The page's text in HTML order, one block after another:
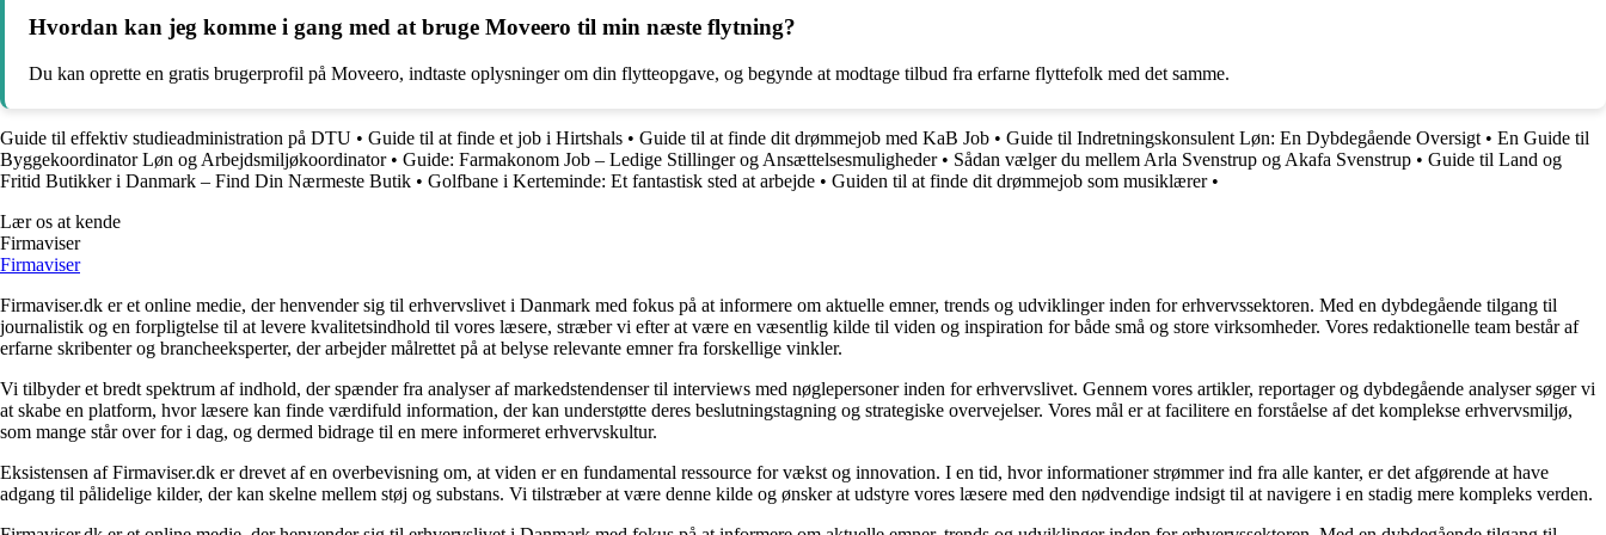
Hvordan kan jeg komme i gang med at bruge Moveero til min næste flytning?
Du kan oprette en gratis brugerprofil på Moveero, indtaste oplysninger om din flytteopgave, og begynde at modtage tilbud fra erfarne flyttefolk med det samme.
Guide til effektiv studieadministration på DTU • Guide til at finde et job i Hirtshals • Guide til at finde dit drømmejob med KaB Job • Guide til Indretningskonsulent Løn: En Dybdegående Oversigt • En Guide til
Byggekoordinator Løn og Arbejdsmiljøkoordinator• Guide: Farmakonom Job – Ledige Stillinger og Ansættelsesmuligheder• Sådan vælger du mellem Arla Svenstrup og Akafa Svenstrup • Guide til Land og
Fritid Butikker i Danmark – Find Din Nærmeste Butik • Golfbane i Kerteminde: Et fantastisk sted at arbejde • Guiden til at finde dit drømmejob som musiklærer•
Lær os at kende
Firmaviser
Firmaviser
Firmaviser.dk er et online medie, der henvender sig til erhvervslivet i Danmark med fokus på at informere om aktuelle emner, trends og udviklinger inden for erhvervssektoren. Med en dybdegående tilgang til
journalistik og en forpligtelse til at levere kvalitetsindhold til vores læsere, stræber vi efter at være en væsentlig kilde til viden og inspiration for både små og store virksomheder. Vores redaktionelle team består af
erfarne skribenter og brancheeksperter, der arbejder målrettet på at belyse relevante emner fra forskellige vinkler.
Vi tilbyder et bredt spektrum af indhold, der spænder fra analyser af markedstendenser til interviews med nøglepersoner inden for erhvervslivet. Gennem vores artikler, reportager og dybdegående analyser søger vi
at skabe en platform, hvor læsere kan finde værdifuld information, der kan understøtte deres beslutningstagning og strategiske overvejelser. Vores mål er at facilitere en forståelse af det komplekse erhvervsmiljø,
som mange står over for i dag, og dermed bidrage til en mere informeret erhvervskultur.
Eksistensen af Firmaviser.dk er drevet af en overbevisning om, at viden er en fundamental ressource for vækst og innovation. I en tid, hvor informationer strømmer ind fra alle kanter, er det afgørende at have
adgang til pålidelige kilder, der kan skelne mellem støj og substans. Vi tilstræber at være denne kilde og ønsker at udstyre vores læsere med den nødvendige indsigt til at navigere i en stadig mere kompleks verden.